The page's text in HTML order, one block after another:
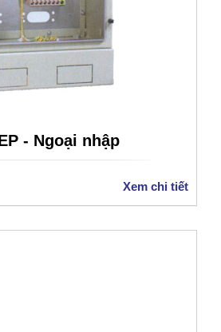
- Ngoại nhập
Xem chi tiết